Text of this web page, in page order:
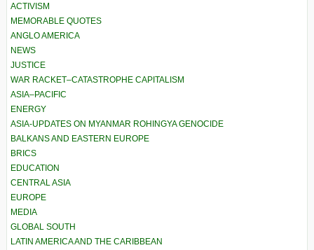
ACTIVISM
MEMORABLE QUOTES
ANGLO AMERICA
NEWS
JUSTICE
WAR RACKET–CATASTROPHE CAPITALISM
ASIA–PACIFIC
ENERGY
ASIA-UPDATES ON MYANMAR ROHINGYA GENOCIDE
BALKANS AND EASTERN EUROPE
BRICS
EDUCATION
CENTRAL ASIA
EUROPE
MEDIA
GLOBAL SOUTH
LATIN AMERICA AND THE CARIBBEAN